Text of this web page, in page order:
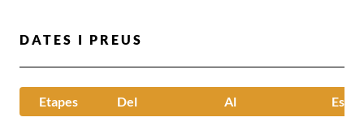
DATES I PREUS
Etapes Del Al